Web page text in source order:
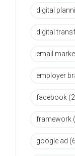
digital
digital
email
employer
facebook
framework
google ad